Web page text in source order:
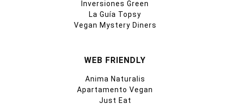
Inversiones Green
La Guía Topsy
Vegan Mystery Diners
WEB FRIENDLY
Anima Naturalis
Apartamento Vegan
Just Eat